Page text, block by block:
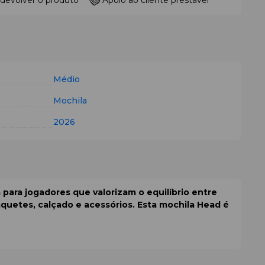
Médio
Mochila
2026
para jogadores que valorizam o equilíbrio entre
calçado e acessórios. Esta mochila Head é